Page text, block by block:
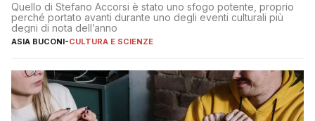
Quello di Stefano Accorsi è stato uno sfogo potente, proprio
perché portato avanti durante uno degli eventi culturali più
degni di nota dell’anno
ASIA BUCONI-CULTURA E SCIENZE